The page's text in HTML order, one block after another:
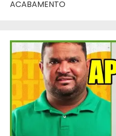
ACABAMENTO